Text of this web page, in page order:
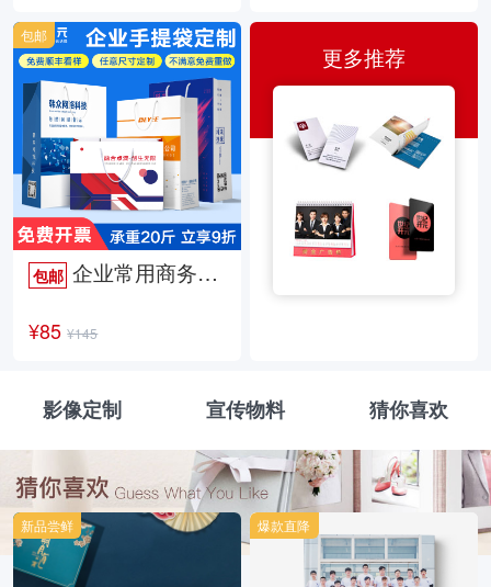
包邮 企业常用商务手提袋
¥85 ¥145
包邮
更多推荐
影像定制 宣传物料 猜你喜欢
新品尝鲜 爆款直降